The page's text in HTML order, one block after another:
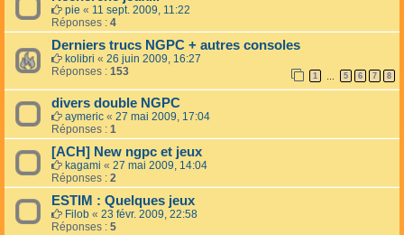
pie « 11 sept. 2009, 11:22
Réponses : 4
Derniers trucs NGPC + autres consoles
kolibri « 26 juin 2009, 16:27
Réponses : 153 1 … 5 6 7 8
divers double NGPC
aymeric « 27 mai 2009, 17:04
Réponses : 1
[ACH] New ngpc et jeux
kagami « 27 mai 2009, 14:04
Réponses : 2
ESTIM : Quelques jeux
Filob « 23 févr. 2009, 22:58
Réponses : 5